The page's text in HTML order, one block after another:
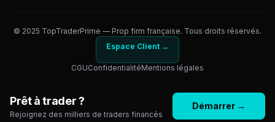
Prêt à trader ?
Rejoignez des milliers de traders financés
Démarrer →
© 2025 TopTraderPrime — Prop firm française. Tous droits réservés.
Espace Client →
CGUConfidentialitéMentions légales